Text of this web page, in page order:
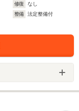
修復
なし
整備
法定整備付